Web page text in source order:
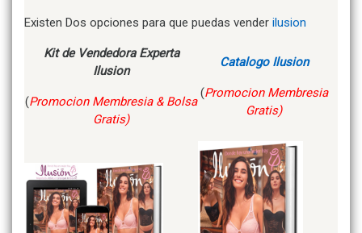
Existen Dos opciones para que puedas vender ilusion
Kit de Vendedora Experta
Ilusion
(Promocion Membresia & Bolsa
Gratis)
Catalogo Ilusion
(Promocion Membresia
Gratis)